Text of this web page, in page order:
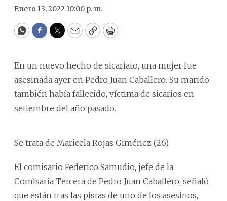
Enero 13, 2022 10:00 p. m.
WhatsApp
Facebook
Twitter
EmailCopyPrint
En un nuevo hecho de sicariato, una mujer fue
asesinada ayer en Pedro Juan Caballero. Su marido
también había fallecido, víctima de sicarios en
setiembre del año pasado.
Se trata de Maricela Rojas Giménez (26).
El comisario Federico Samudio, jefe de la
Comisaría Tercera de Pedro Juan Caballero, señaló
que están tras las pistas de uno de los asesinos,